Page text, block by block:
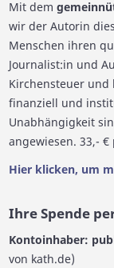
Mit dem
wir der Autorin
Menschen ihren
Journalist:in und
Kirchensteuer und
finanziell und
Unabhängigkeit
angewiesen. 33,-
Hier klicken, um
Ihre Spende
Kontoinhaber:
von kath.de)